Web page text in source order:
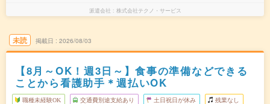
派遣会社 株式会社テクノ・サービス
未読 掲載日 2026/08/03
【8月～OK！週3日～】食事の準備などできる
ことから看護助手＊週払いOK
職種未経験OK 交通費別途支給あり 土日祝日が休み 残業なし